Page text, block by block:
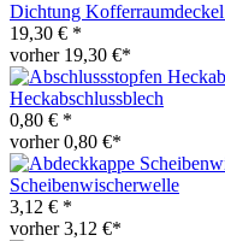
Dichtung
19,30 € *
vorher 19,30 €*
Heckabschlussblech
0,80 € *
vorher 0,80 €*
Scheibenwischerwelle
3,12 € *
vorher 3,12 €*